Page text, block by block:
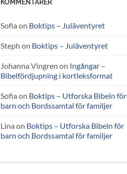
KOMMENTARER
Sofia on Boktips – Juläventyret
Steph on Boktips – Juläventyret
Johanna Vingren on Ingångar –
Bibelfördjupning i kortleksformat
Sofia on Boktips – Utforska Bibeln för
barn och Bordssamtal för familjer
Lina on Boktips – Utforska Bibeln för
barn och Bordssamtal för familjer